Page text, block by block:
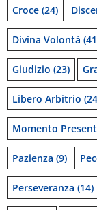
Croce (24)
Divina Volontà
Giudizio (23)
Libero Arbitrio
Momento
Pazienza (9)
Perseveranza (14)